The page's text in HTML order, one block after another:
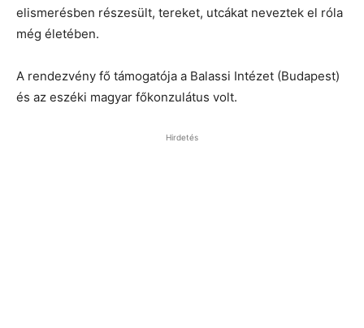
elismerésben részesült, tereket, utcákat neveztek el róla
még életében.
A rendezvény fő támogatója a Balassi Intézet (Budapest)
és az eszéki magyar főkonzulátus volt.
Hirdetés